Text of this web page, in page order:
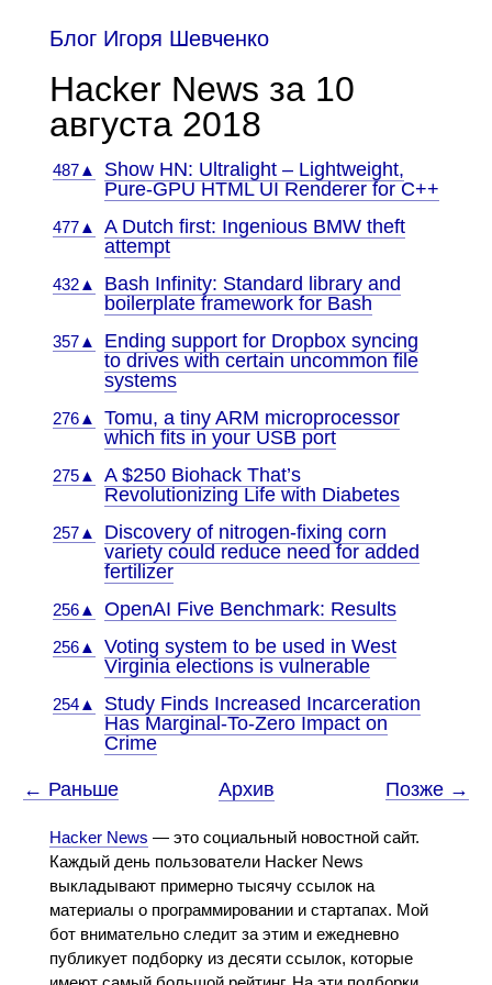
Блог Игоря Шевченко
Hacker News за 10
августа 2018
487▲
Show HN: Ultralight – Lightweight,
Pure-GPU HTML UI Renderer for C++
477▲
A Dutch first: Ingenious BMW theft
attempt
432▲
Bash Infinity: Standard library and
boilerplate framework for Bash
357▲
Ending support for Dropbox syncing
to drives with certain uncommon file
systems
276▲
Tomu, a tiny ARM microprocessor
which fits in your USB port
275▲
A $250 Biohack That’s
Revolutionizing Life with Diabetes
257▲
Discovery of nitrogen-fixing corn
variety could reduce need for added
fertilizer
256▲ OpenAI Five Benchmark: Results
256▲
Voting system to be used in West
Virginia elections is vulnerable
254▲
Study Finds Increased Incarceration
Has Marginal-To-Zero Impact on
Crime
← Раньше Архив Позже →
Hacker News — это социальный новостной сайт.
Каждый день пользователи Hacker News
выкладывают примерно тысячу ссылок на
материалы о программировании и стартапах. Мой
бот внимательно следит за этим и ежедневно
публикует подборку из десяти ссылок, которые